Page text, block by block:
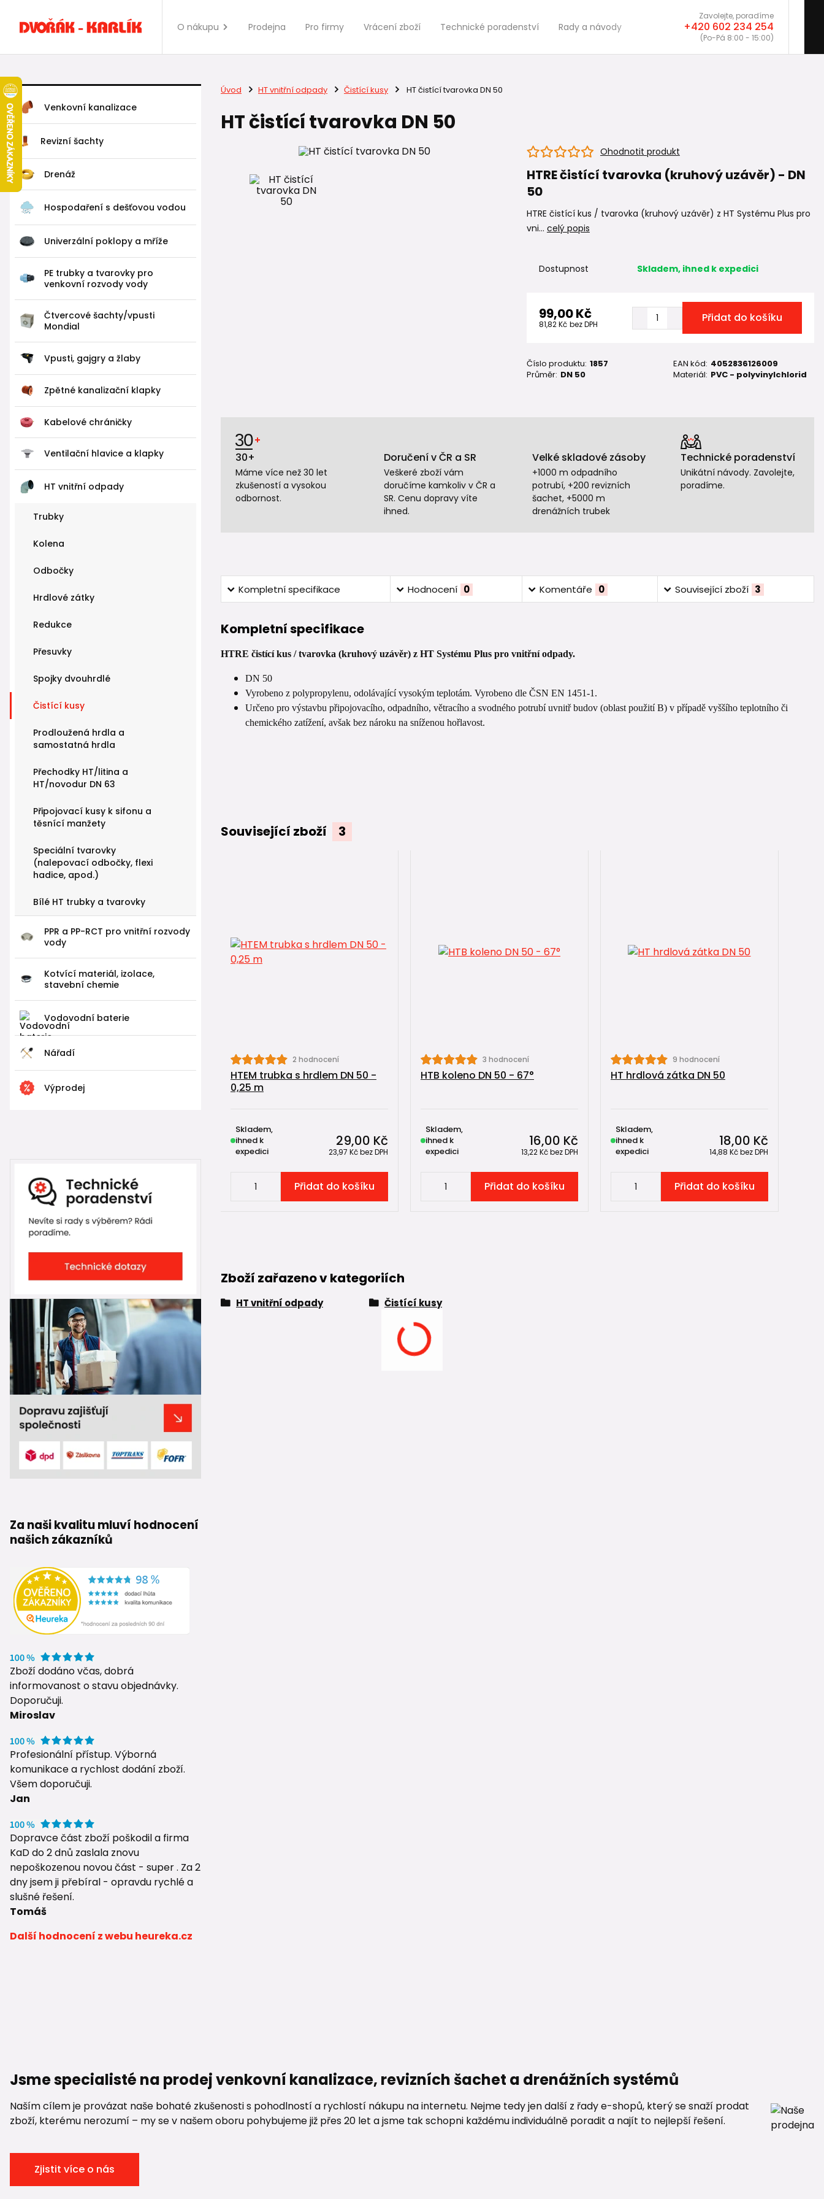
O nákupu Prodejna Pro firmy Vrácení zboží Technické poradenství Rady a návody
Zavolejte, poradíme
+420 602 234 254
(Po-Pá 8:00 - 15:00)
Venkovní kanalizace
Revizní šachty
Drenáž
Hospodaření s dešťovou vodou
Univerzální poklopy a mříže
PE trubky a tvarovky pro
venkovní rozvody vody
Čtvercové šachty/vpusti
Mondial
Vpusti, gajgry a žlaby
Zpětné kanalizační klapky
Kabelové chráničky
Ventilační hlavice a klapky
HT vnitřní odpady
Trubky
Kolena
Odbočky
Hrdlové zátky
Redukce
Přesuvky
Spojky dvouhrdlé
Čistící kusy
Prodloužená hrdla a
samostatná hrdla
Přechodky HT/litina a
HT/novodur DN 63
Připojovací kusy k sifonu a
těsnící manžety
Speciální tvarovky
(nalepovací odbočky, flexi
hadice, apod.)
Bílé HT trubky a tvarovky
PPR a PP-RCT pro vnitřní rozvody
vody
Kotvící materiál, izolace,
stavební chemie
Vodovodní baterie
Nářadí
Výprodej
Za naši kvalitu mluví hodnocení
našich zákazníků
Zboží dodáno včas, dobrá
informovanost o stavu objednávky.
Doporučuji.
Miroslav
Profesionální přístup. Výborná
komunikace a rychlost dodání zboží.
Všem doporučuji.
Jan
Dopravce část zboží poškodil a firma
KaD do 2 dnů zaslala znovu
nepoškozenou novou část - super . Za 2
dny jsem ji přebíral - opravdu rychlé a
slušné řešení.
Tomáš
Další hodnocení z webu heureka.cz
Úvod HT vnitřní odpady Čistící kusy HT čistící tvarovka DN 50
HT čistící tvarovka DN 50
Ohodnotit produkt
HTRE čistící tvarovka (kruhový uzávěr) - DN
50
HTRE čistící kus / tvarovka (kruhový uzávěr) z HT Systému Plus pro
vni... celý popis
Dostupnost Skladem, ihned k expedici
99,00 Kč
81,82 Kč bez DPH Přidat do košíku
Číslo produktu: 1857 EAN kód: 4052836126009
Průměr: DN 50 Materiál: PVC - polyvinylchlorid
30+
Máme více než 30 let
zkušeností a vysokou
odbornost.
Doručení v ČR a SR
Veškeré zboží vám
doručíme kamkoliv v ČR a
SR. Cenu dopravy víte
ihned.
Velké skladové zásoby
+1000 m odpadního
potrubí, +200 revizních
šachet, +5000 m
drenážních trubek
Technické poradenství
Unikátní návody. Zavolejte,
poradíme.
Kompletní specifikace Hodnocení 0 Komentáře 0 Související zboží 3
Kompletní specifikace
HTRE čistící kus / tvarovka (kruhový uzávěr) z HT Systému Plus pro vnitřní odpady.
DN 50
Vyrobeno z polypropylenu, odolávající vysokým teplotám. Vyrobeno dle ČSN EN 1451-1.
Určeno pro výstavbu připojovacího, odpadního, větracího a svodného potrubí uvnitř budov (oblast použití B) v případě vyššího teplotního či
chemického zatížení, avšak bez nároku na sníženou hořlavost.
Související zboží 3
2 hodnocení
HTEM trubka s hrdlem DN 50 -
0,25 m
29,00 Kč
23,97 Kčbez DPH
Skladem,
ihned k
expedici
Přidat do košíku
3 hodnocení
HTB koleno DN 50 - 67°
16,00 Kč
13,22 Kčbez DPH
Skladem,
ihned k
expedici
Přidat do košíku
9 hodnocení
HT hrdlová zátka DN 50
18,00 Kč
14,88 Kčbez DPH
Skladem,
ihned k
expedici
Přidat do košíku
Zboží zařazeno v kategoriích
HT vnitřní odpady Čistící kusy
Jsme specialisté na prodej venkovní kanalizace, revizních šachet a drenážních systémů
Naším cílem je provázat naše bohaté zkušenosti s pohodlností a rychlostí nákupu na internetu. Nejme tedy jen další z řady e-shopů, který se snaží prodat
zboží, kterému nerozumí – my se v našem oboru pohybujeme již přes 20 let a jsme tak schopni každému individuálně poradit a najít to nejlepší řešení.
Zjistit více o nás